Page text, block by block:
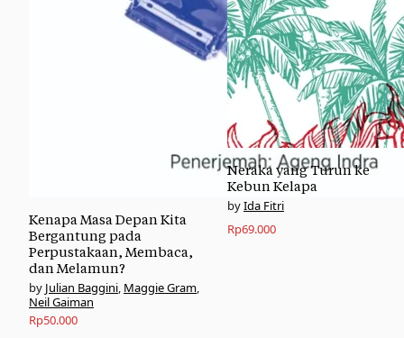
Kenapa Masa Depan Kita
Bergantung pada
Perpustakaan, Membaca,
dan Melamun?
Julian Baggini, Maggie Gram,
Neil Gaiman
Rp50.000
Neraka yang Turun ke
Kebun Kelapa
Ida Fitri
Rp69.000